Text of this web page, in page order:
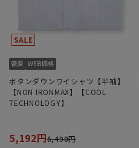
ボタンダウンワイシャツ【半袖】
【NON IRONMAX】【COOL
TECHNOLOGY】
5,192円6,490円